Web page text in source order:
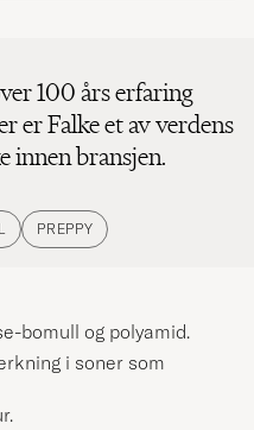
100 års erfaring
er Falke et av verdens
innen bransjen.
PREPPY
bomull og polyamid.
i soner som